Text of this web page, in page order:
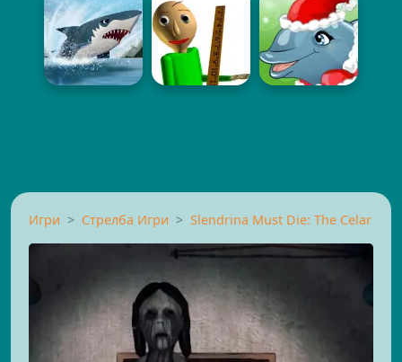
Игри Стрелба Игри Slendrina Must Die: The Celar